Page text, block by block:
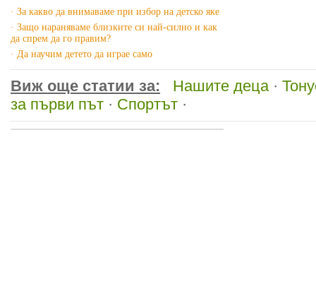
· За какво да внимаваме при избор на детско яке
· Защо нараняваме близките си най-силно и как
да спрем да го правим?
· Да научим детето да играе само
Виж още статии за: Нашите деца·
за първи път · Спортът ·